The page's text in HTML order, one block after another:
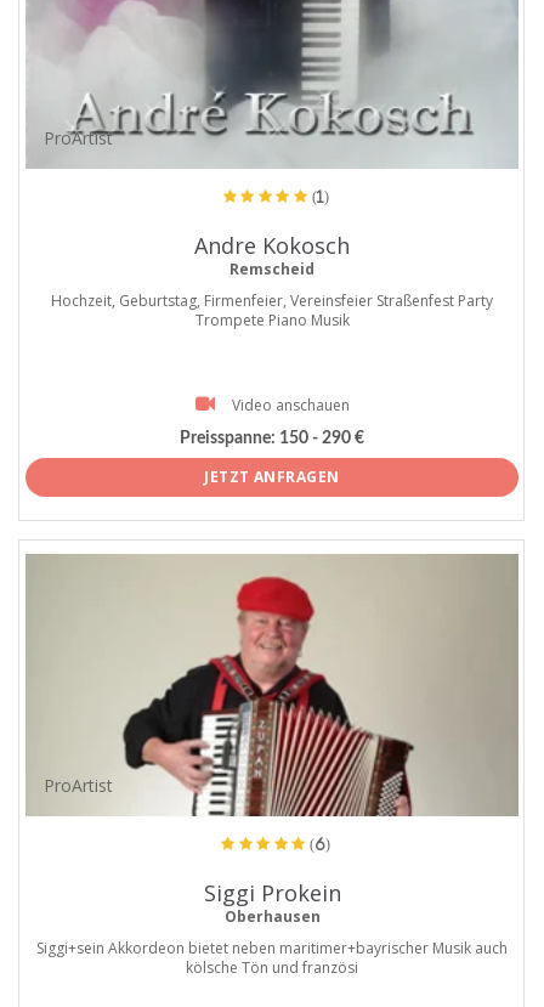
ProArtist
(1)
Andre Kokosch
Remscheid
Hochzeit, Geburtstag, Firmenfeier, Vereinsfeier Straßenfest Party
Trompete Piano Musik
Video anschauen
Preisspanne: 150 - 290 €
JETZT ANFRAGEN
ProArtist
(6)
Siggi Prokein
Oberhausen
Siggi+sein Akkordeon bietet neben maritimer+bayrischer Musik auch
kölsche Tön und französi